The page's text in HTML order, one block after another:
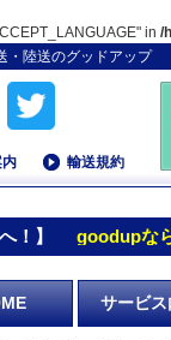
in /
・陸送のグッドアップ
輸送規約
！】 goodupな
サービス